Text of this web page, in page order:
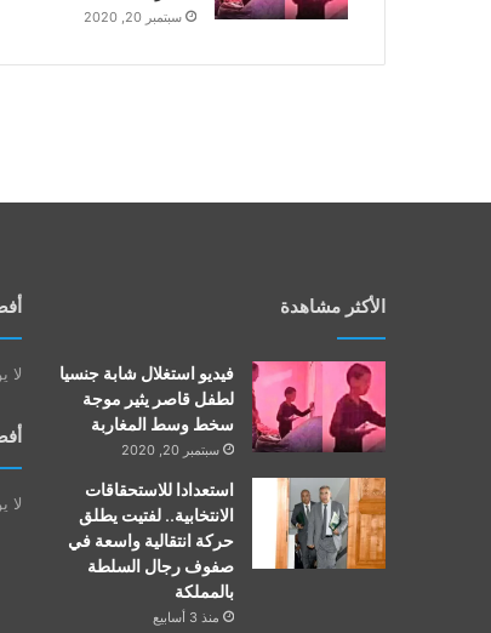
سبتمبر 20, 2020
الأكثر مشاهدة
فيديو استغلال شابة جنسيا
لطفل قاصر يثير موجة
سخط وسط المغاربة
سبتمبر 20, 2020
استعدادا للاستحقاقات
الانتخابية.. لفتيت يطلق
حركة انتقالية واسعة في
صفوف رجال السلطة
بالمملكة
منذ 3 أسابيع
لا
لا